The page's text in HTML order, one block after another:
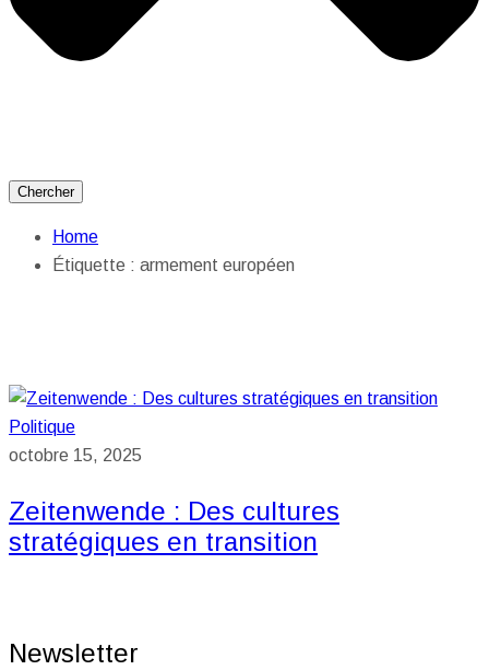
Chercher
Home
Étiquette : armement européen
Politique
octobre 15, 2025
Zeitenwende : Des cultures
stratégiques en transition
Newsletter